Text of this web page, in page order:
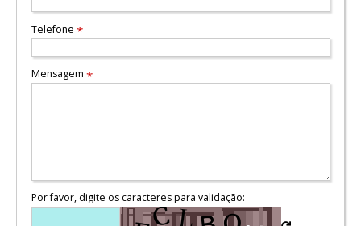
Telefone *
Mensagem *
Por favor, digite os caracteres para validação: